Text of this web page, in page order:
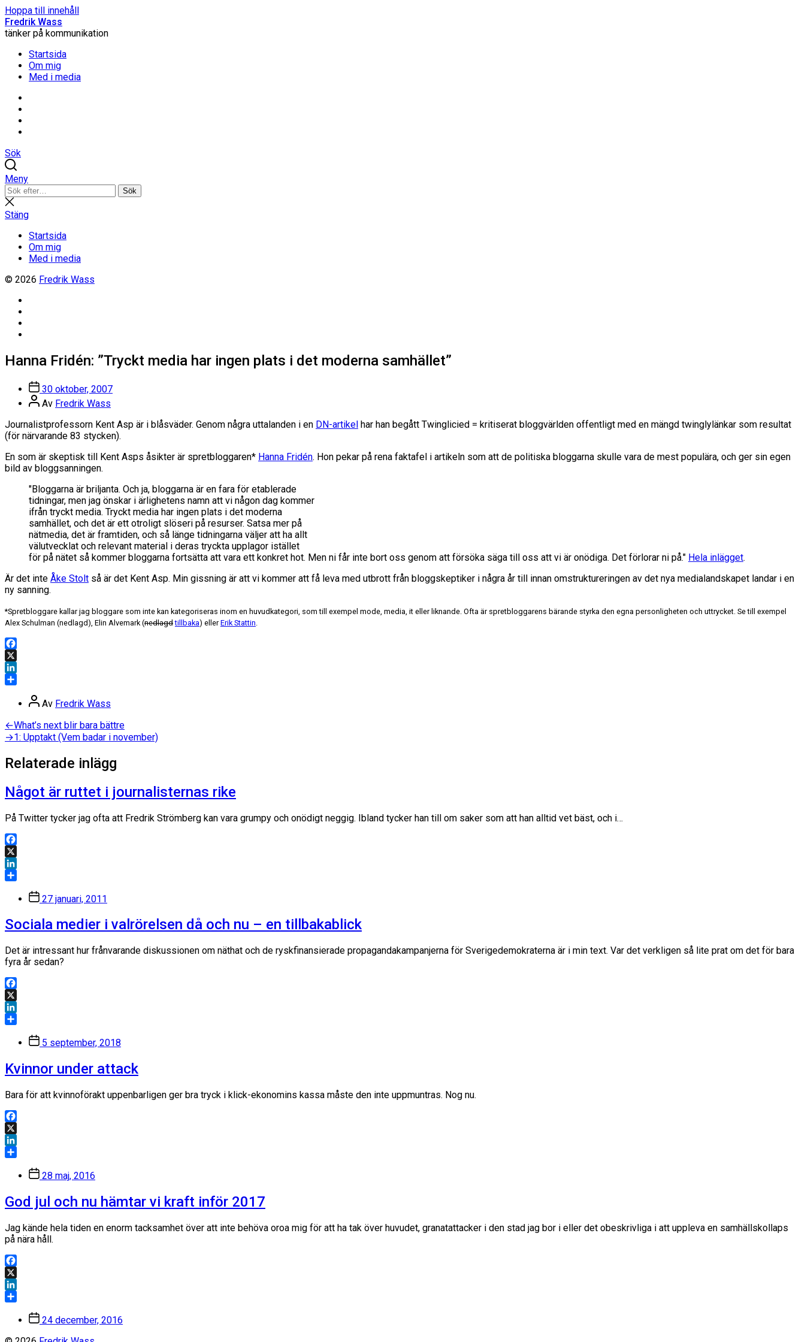
Hoppa till innehåll
Fredrik Wass
tänker på kommunikation
Startsida
Om mig
Med i media
Sök
Meny
Sök
efter:
Sök
Stäng
sökning
Stäng
Startsida
Om mig
Med i media
© 2026 Fredrik Wass
Hanna Fridén: ”Tryckt media har ingen plats i det moderna samhället”
Inläggsdatum
30 oktober, 2007
Inläggsförfattare
Av Fredrik Wass
Journalistprofessorn Kent Asp är i blåsväder. Genom några uttalanden i en DN-artikel har han begått Twinglicied = kritiserat bloggvärlden offentligt med en mängd twinglylänkar som resultat
(för närvarande 83 stycken).
En som är skeptisk till Kent Asps åsikter är spretbloggaren* Hanna Fridén. Hon pekar på rena faktafel i artikeln som att de politiska bloggarna skulle vara de mest populära, och ger sin egen
bild av bloggsanningen.
"Bloggarna är briljanta. Och ja, bloggarna är en fara för etablerade
tidningar, men jag önskar i ärlighetens namn att vi någon dag kommer
ifrån tryckt media. Tryckt media har ingen plats i det moderna
samhället, och det är ett otroligt slöseri på resurser. Satsa mer på
nätmedia, det är framtiden, och så länge tidningarna väljer att ha allt
välutvecklat och relevant material i deras tryckta upplagor istället
för på nätet så kommer bloggarna fortsätta att vara ett konkret hot. Men ni får inte bort oss genom att försöka säga till oss att vi är onödiga. Det förlorar ni på." Hela inlägget.
Är det inte Åke Stolt så är det Kent Asp. Min gissning är att vi kommer att få leva med utbrott från bloggskeptiker i några år till innan omstruktureringen av det nya medialandskapet landar i en
ny sanning.
*Spretbloggare kallar jag bloggare som inte kan kategoriseras inom en huvudkategori, som till exempel mode, media, it eller liknande. Ofta är spretbloggarens bärande styrka den egna personligheten och uttrycket. Se till exempel
Alex Schulman (nedlagd), Elin Alvemark (nedlagd tillbaka) ellerErik Stattin
Facebook
X
LinkedIn
Inläggsförfattare
Av Fredrik Wass
Inläggsnavigering
←Föregående
inlägg:
What’s next blir bara bättre
→Nästa
1: Upptakt (Vem badar i november)
Relaterade inlägg
Något är ruttet i journalisternas rike
På Twitter tycker jag ofta att Fredrik Strömberg kan vara grumpy och onödigt neggig. Ibland tycker han till om saker som att han alltid vet bäst, och i…
Facebook
X
LinkedIn
Inläggsdatum
27 januari, 2011
Sociala medier i valrörelsen då och nu – en tillbakablick
Det är intressant hur frånvarande diskussionen om näthat och de ryskfinansierade propagandakampanjerna för Sverigedemokraterna är i min text. Var det verkligen så lite prat om det för bara
fyra år sedan?
Facebook
X
LinkedIn
Inläggsdatum
5 september, 2018
Kvinnor under attack
Bara för att kvinnoförakt uppenbarligen ger bra tryck i klick-ekonomins kassa måste den inte uppmuntras. Nog nu.
Facebook
X
LinkedIn
Inläggsdatum
28 maj, 2016
God jul och nu hämtar vi kraft inför 2017
Jag kände hela tiden en enorm tacksamhet över att inte behöva oroa mig för att ha tak över huvudet, granatattacker i den stad jag bor i eller det obeskrivliga i att uppleva en samhällskollaps
på nära håll.
Facebook
X
LinkedIn
Inläggsdatum
24 december, 2016